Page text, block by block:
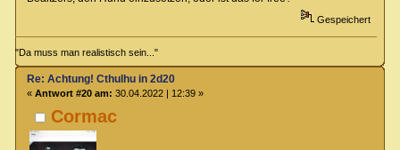
Gespeichert
"Da muss man realistisch sein..."
Cormac
Re: Achtung! Cthulhu in 2d20
« Antwort #20 am: 30.04.2022 | 12:39 »